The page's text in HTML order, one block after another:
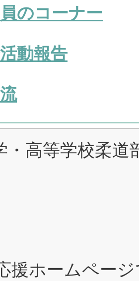
のコーナー
動報告
・高等学校柔道
援ホームペー